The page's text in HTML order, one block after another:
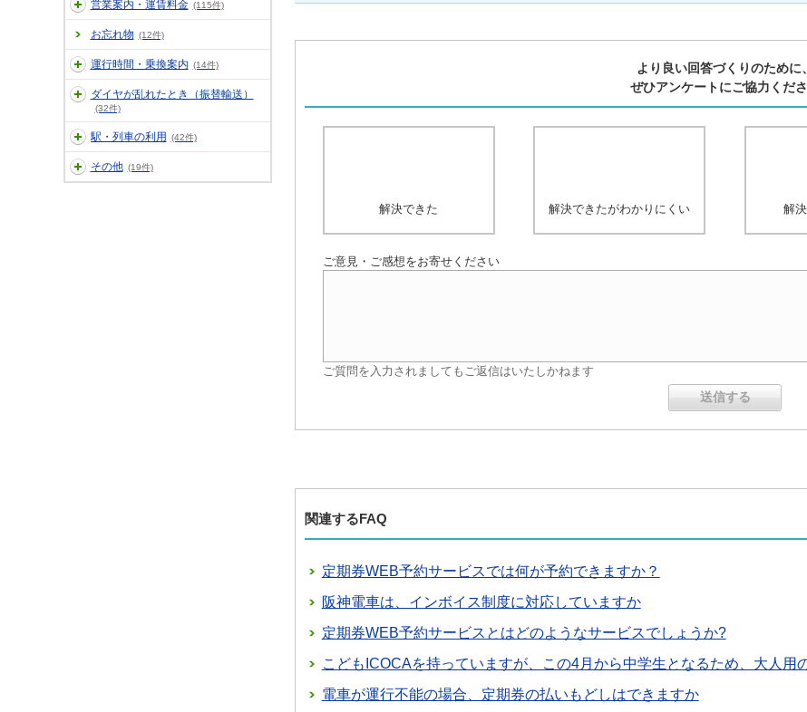
営業案内・運賃料金 (115件)
お忘れ物 (12件)
運行時間・乗換案内 (14件)
ダイヤが乱れたとき（振替輸送）
(32件)
駅・列車の利用 (42件)
その他 (19件)
より良い回答づくりのために、
ぜひアンケートにご協力くだ
解決できた 解決できたがわかりにくい 解
ご意見・ご感想をお寄せください
ご質問を入力されましてもご返信はいたしかねます
関連するFAQ
定期券WEB予約サービスでは何が予約できますか？
阪神電車は、インボイス制度に対応していますか
定期券WEB予約サービスとはどのようなサービスでしょうか?
こどもICOCAを持っていますが、この4月から中学生となるため、大人用
電車が運行不能の場合、定期券の払いもどしはできますか